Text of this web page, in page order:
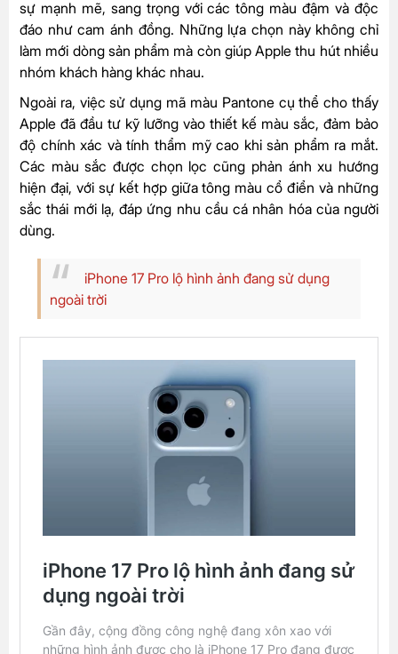
sự mạnh mẽ, sang trọng với các tông màu đậm và độc
đáo như cam ánh đồng. Những lựa chọn này không chỉ
làm mới dòng sản phẩm mà còn giúp Apple thu hút nhiều
nhóm khách hàng khác nhau.
Ngoài ra, việc sử dụng mã màu Pantone cụ thể cho thấy
Apple đã đầu tư kỹ lưỡng vào thiết kế màu sắc, đảm bảo
độ chính xác và tính thẩm mỹ cao khi sản phẩm ra mắt.
Các màu sắc được chọn lọc cũng phản ánh xu hướng
hiện đại, với sự kết hợp giữa tông màu cổ điển và những
sắc thái mới lạ, đáp ứng nhu cầu cá nhân hóa của người
dùng.
iPhone 17 Pro lộ hình ảnh đang sử dụng
ngoài trời